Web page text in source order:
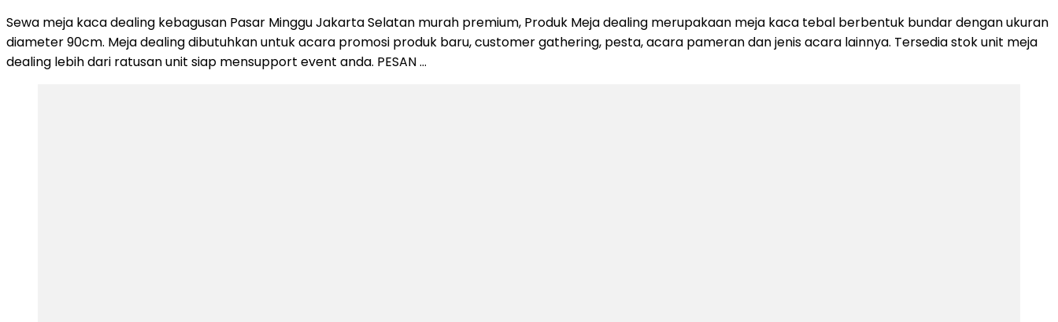
Sewa meja kaca dealing kebagusan Pasar Minggu Jakarta Selatan murah premium, Produk Meja dealing merupakaan meja kaca tebal berbentuk bundar dengan ukuran
diameter 90cm. Meja dealing dibutuhkan untuk acara promosi produk baru, customer gathering, pesta, acara pameran dan jenis acara lainnya. Tersedia stok unit meja
dealing lebih dari ratusan unit siap mensupport event anda. PESAN …